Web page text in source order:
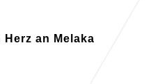
an Melaka